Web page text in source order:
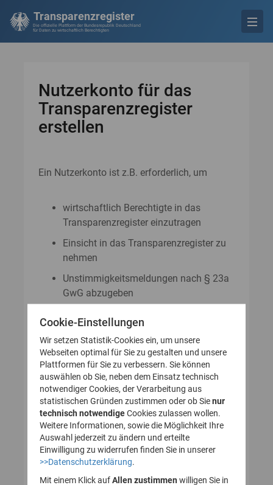
Transparenzregister
Die offizielle Plattform der Bundesrepublik Deutschland
für Daten zu wirtschaftlich Berechtigten
Nutzerkonto für das
Transparenzregister
erstellen
Ein Nutzerkonto ist z.B. erforderlich, um
wirtschaftlich Berechtigte in das
Transparenzregister einzutragen
Einsicht in das Transparenzregister zu
nehmen
Unstimmigkeitsmeldungen nach § 23a
GwG abzugeben
GwG zu stellen
So legen Sie Ihr Nutzerkonto für
das Transparenzregister an
(Registrierung):
1. Nutzerkonto erstellen
Cookie-Einstellungen
Wir setzen Statistik-Cookies ein, um unsere
Webseiten optimal für Sie zu gestalten und unsere
Plattformen für Sie zu verbessern. Sie können
auswählen ob Sie, neben dem Einsatz technisch
notwendiger Cookies, der Verarbeitung aus
statistischen Gründen zustimmen oder ob Sienur
technisch notwendigeCookies zulassen wollen.
Weitere Informationen, sowie die Möglichkeit Ihre
Auswahl jederzeit zu ändern und erteilte
Einwilligung zu widerrufen finden Sie in unserer
>>Datenschutzerklärung
Mit einem Klick auf Allen zustimmen willigen Sie in